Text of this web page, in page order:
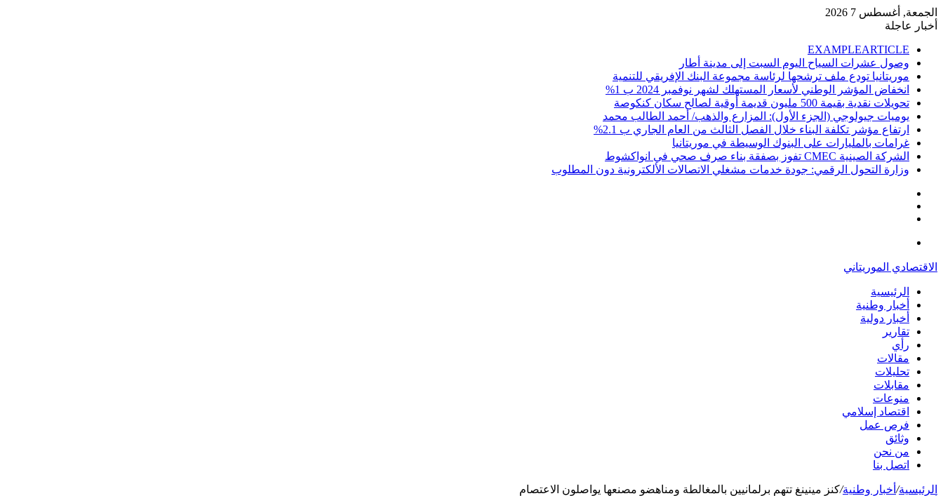
الجمعة, أغسطس 7 2026
أخبار عاجلة
EXAMPLEARTICLE
وصول عشرات السياح اليوم السبت إلى مدينة أطار
موريتانيا تودع ملف ترشحها لرئاسة مجموعة البنك الإفريقي للتنمية
انخفاض المؤشر الوطني لأسعار المستهلك لشهر نوفمبر 2024 ب 1%
تحويلات نقدية بقيمة 500 مليون قديمة أوقية لصالح سكان كنكوصة
يوميات جيولوجي (الجزء الأول): المزارع والذهب/ أحمد الطالب محمد
ارتفاع مؤشر تكلفة البناء خلال الفصل الثالث من العام الجاري ب 2.1%
غرامات بالمليارات على البنوك الوسيطة في موريتانيا
الشركة الصينية CMEC تفوز بصفقة بناء صرف صحي في انواكشوط
وزارة التحول الرقمي: جودة خدمات مشغلي الاتصالات الألكترونية دون المطلوب
الاقتصادي الموريتاني
الرئيسية
أخبار وطنية
أخبار دولية
تقارير
رأي
مقالات
تحليلات
مقابلات
منوعات
اقتصاد إسلامي
فرص عمل
وثائق
من نحن
اتصل بنا
الرئيسية/ أخبار وطنية/كنز مينينغ تتهم برلمانيين بالمغالطة ومناهضو مصنعها يواصلون الاعتصام